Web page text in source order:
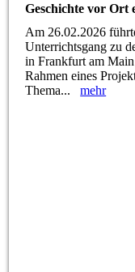
Geschichte vor Ort
Am 26.02.2026
Unterrichtsgang zu
in Frankfurt am
Rahmen eines
Thema...mehr